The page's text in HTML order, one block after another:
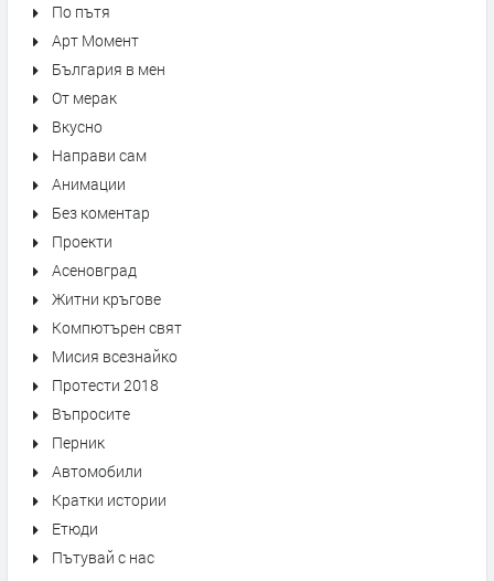
По пътя
Арт Момент
България в мен
От мерак
Вкусно
Направи сам
Анимации
Без коментар
Проекти
Асеновград
Житни кръгове
Компютърен свят
Мисия всезнайко
Протести 2018
Въпросите
Перник
Автомобили
Кратки истории
Етюди
Пътувай с нас